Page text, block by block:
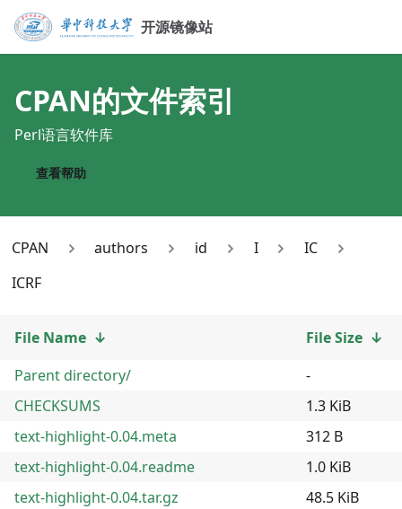
开源镜像站
CPAN的文件索引
Perl语言软件库
查看帮助
CPAN authors id I
IC
ICRF
File Name ↓ File Size ↓
Parent directory/
-
CHECKSUMS
1.3 KiB
text-highlight-0.04.meta
312 B
text-highlight-0.04.readme
1.0 KiB
text-highlight-0.04.tar.gz
48.5 KiB